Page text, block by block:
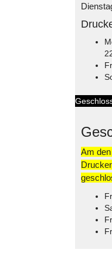
Am